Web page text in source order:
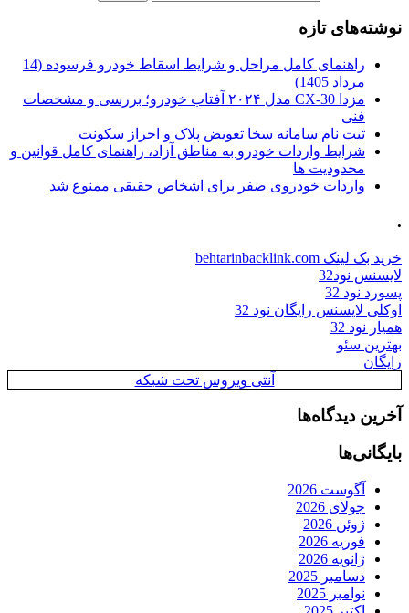
نوشته‌های تازه
راهنمای کامل مراحل و شرایط اسقاط خودرو فرسوده (14
مرداد 1405)
مزدا CX-30 مدل ۲۰۲۴ آفتاب خودرو؛ بررسی و مشخصات
فنی
ثبت نام سامانه سخا تعویض پلاک و احراز سکونت
شرایط واردات خودرو به مناطق آزاد، راهنمای کامل قوانین و
محدودیت ها
واردات خودروی صفر برای اشخاص حقیقی ممنوع شد
.
خرید بک لینک behtarinbacklink.com
لایسنس نود32
پسورد نود 32
اوکلی لایسنس رایگان نود 32
همیار نود 32
بهترین سئو
رایگان
آنتی ویروس تحت شبکه
آخرین دیدگاه‌ها
بایگانی‌ها
آگوست 2026
جولای 2026
ژوئن 2026
فوریه 2026
ژانویه 2026
دسامبر 2025
نوامبر 2025